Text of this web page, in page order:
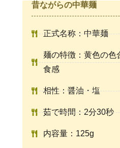
昔ながらの中華麺
正式名称：中華麺
麺の特徴：黄色の色
食感
相性：醤油・塩
茹で時間：2分30秒
内容量：125g